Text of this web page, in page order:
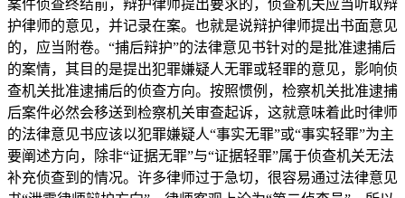
案件侦查终结前，辩护律师提出要求的，侦查机关应当听取辩
护律师的意见，并记录在案。也就是说辩护律师提出书面意见
的，应当附卷。“捕后辩护”的法律意见书针对的是批准逮捕后
的案情，其目的是提出犯罪嫌疑人无罪或轻罪的意见，影响侦
查机关批准逮捕后的侦查方向。按照惯例，检察机关批准逮捕
后案件必然会移送到检察机关审查起诉，这就意味着此时律师
的法律意见书应该以犯罪嫌疑人“事实无罪”或“事实轻罪”为主
要阐述方向，除非“证据无罪”与“证据轻罪”属于侦查机关无法
补充侦查到的情况。许多律师过于急切，很容易通过法律意见